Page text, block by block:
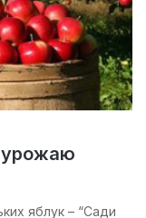
урожаю
яблук – “Сади